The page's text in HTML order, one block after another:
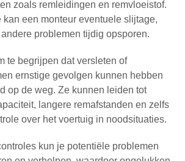
zoals remleidingen en remvloeistof.
kan een monteur eventuele slijtage,
problemen tijdig opsporen.
te begrijpen dat versleten of
ernstige gevolgen kunnen hebben
op de weg. Ze kunnen leiden tot
langere remafstanden en zelfs
over het voertuig in noodsituaties.
kun je potentiële problemen